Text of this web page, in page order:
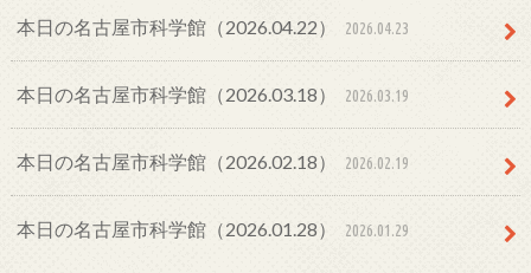
本日の名古屋市科学館（2026.04.22） 2026.04.23
本日の名古屋市科学館（2026.03.18） 2026.03.19
本日の名古屋市科学館（2026.02.18） 2026.02.19
本日の名古屋市科学館（2026.01.28） 2026.01.29